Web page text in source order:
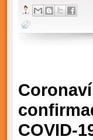
COVID-